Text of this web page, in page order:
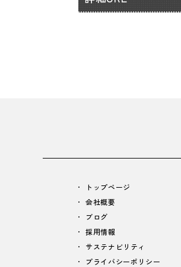
トップページ
会社概要
ブログ
採用情報
サステナビリティ
プライバシーポリシー